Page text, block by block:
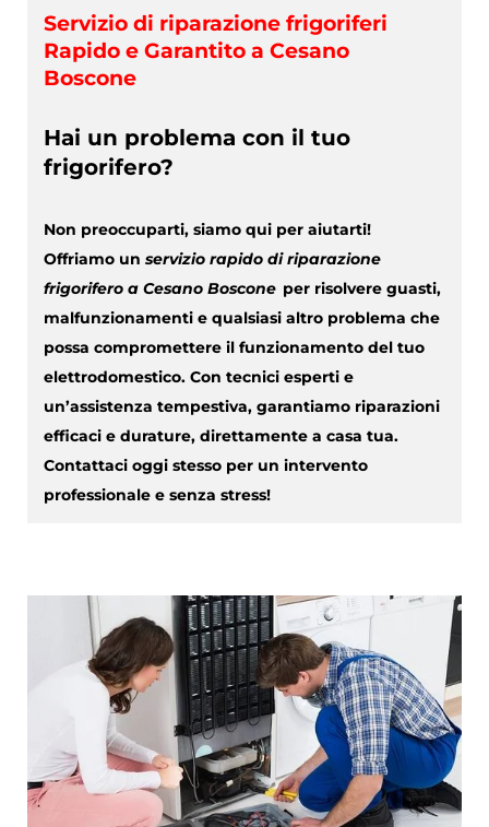
Servizio di riparazione frigoriferi
Rapido e Garantito a Cesano
Boscone
Hai un problema con il tuo
frigorifero?
Non preoccuparti, siamo qui per aiutarti!
Offriamo un servizio rapido di riparazione
frigorifero a Cesano Boscone per risolvere guasti,
malfunzionamenti e qualsiasi altro problema che
possa compromettere il funzionamento del tuo
elettrodomestico. Con tecnici esperti e
un’assistenza tempestiva, garantiamo riparazioni
efficaci e durature, direttamente a casa tua.
Contattaci oggi stesso per un intervento
professionale e senza stress!